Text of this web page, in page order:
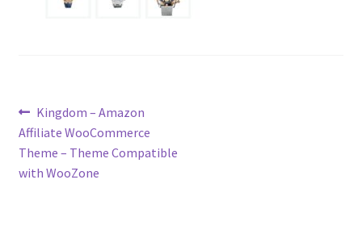
Post
navigation
Previous
post:
Kingdom – Amazon
Affiliate WooCommerce
Theme – Theme Compatible
with WooZone